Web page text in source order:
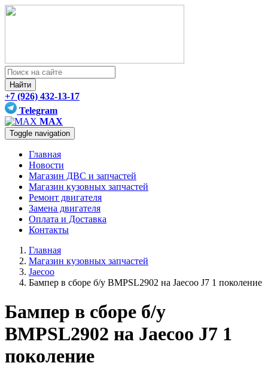
Найти
+7 (926) 432-13-17
Telegram
MAX
Toggle navigation
Главная
Новости
Магазин ДВС и запчастей
Магазин кузовных запчастей
Ремонт двигателя
Замена двигателя
Оплата и Доставка
Контакты
Главная
Магазин кузовных запчастей
Jaecoo
Бампер в сборе б/у BMPSL2902 на Jaecoo J7 1 поколение
Бампер в сборе б/у
BMPSL2902 на Jaecoo J7 1
поколение